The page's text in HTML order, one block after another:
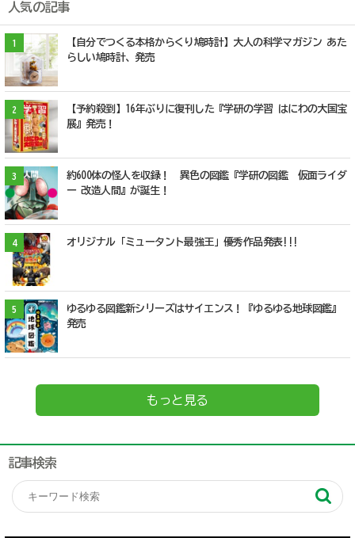
人気の記事
1
【自分でつくる本格からくり鳩時計】大人の科学マガジン あた
らしい鳩時計、発売
2
【予約殺到】16年ぶりに復刊した『学研の学習 はにわの大国宝
展』発売！
3
約600体の怪人を収録！ 異色の図鑑『学研の図鑑 仮面ライダ
ー 改造人間』が誕生！
4 オリジナル「ミュータント最強王」優秀作品発表!!!
5
ゆるゆる図鑑新シリーズはサイエンス！『ゆるゆる地球図鑑』
発売
もっと見る
記事検索